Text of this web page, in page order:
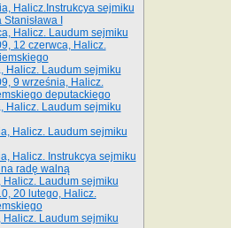
Halicz.Instrukcya sejmiku
I
Halicz. Laudum sejmiku
12 czerwca, Halicz.
Halicz. Laudum sejmiku
9 września, Halicz.
deputackiego
Halicz. Laudum sejmiku
Halicz. Laudum sejmiku
Halicz. Instrukcya sejmiku
radę walną
Laudum sejmiku
20 lutego, Halicz.
Laudum sejmiku